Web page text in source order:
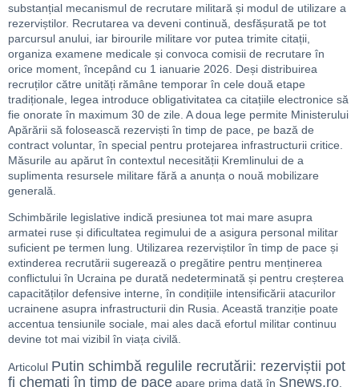
substanțial mecanismul de recrutare militară și modul de utilizare a
rezerviștilor. Recrutarea va deveni continuă, desfășurată pe tot
parcursul anului, iar birourile militare vor putea trimite citații,
organiza examene medicale și convoca comisii de recrutare în
orice moment, începând cu 1 ianuarie 2026. Deși distribuirea
recruților către unități rămâne temporar în cele două etape
tradiționale, legea introduce obligativitatea ca citațiile electronice să
fie onorate în maximum 30 de zile. A doua lege permite Ministerului
Apărării să folosească rezerviști în timp de pace, pe bază de
contract voluntar, în special pentru protejarea infrastructurii critice.
Măsurile au apărut în contextul necesității Kremlinului de a
suplimenta resursele militare fără a anunța o nouă mobilizare
generală.
Schimbările legislative indică presiunea tot mai mare asupra
armatei ruse și dificultatea regimului de a asigura personal militar
suficient pe termen lung. Utilizarea rezerviștilor în timp de pace și
extinderea recrutării sugerează o pregătire pentru menținerea
conflictului în Ucraina pe durată nedeterminată și pentru creșterea
capacităților defensive interne, în condițiile intensificării atacurilor
ucrainene asupra infrastructurii din Rusia. Această tranziție poate
accentua tensiunile sociale, mai ales dacă efortul militar continuu
devine tot mai vizibil în viața civilă.
Articolul Putin schimbă regulile recrutării: rezerviștii pot
fi chemați în timp de pace apare prima dată în Snews.ro